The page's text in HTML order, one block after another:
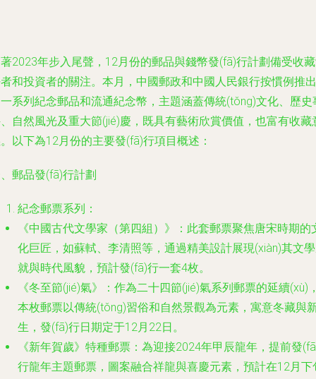
2023年步入尾聲，12月份的郵品與錢幣發(fā)行計劃備受收
和投資者的關注。本月，中國郵政和中國人民銀行按慣例推出
系列紀念郵品和流通紀念幣，主題涵蓋傳統(tǒng)文化、歷史
自然風光及重大節(jié)慶，既具有藝術欣賞價值，也富有收藏
以下為12月份的主要發(fā)行項目概述：
郵品發(fā)行計劃
紀念郵票系列：
《中國古代文學家（第四組）》：此套郵票聚焦唐宋時期的
化巨匠，如蘇軾、李清照等，通過精美設計展現(xiàn)其文
就與時代風貌，預計發(fā)行一套4枚。
《冬至節(jié)氣》：作為二十四節(jié)氣系列郵票的延續(xù)
本枚郵票以傳統(tǒng)習俗和自然景觀為元素，寓意冬藏與
生，發(fā)行日期定于12月22日。
《新年賀歲》特種郵票：為迎接2024年甲辰龍年，提前發
行龍年主題郵票，圖案融合祥龍與喜慶元素，預計在12月下